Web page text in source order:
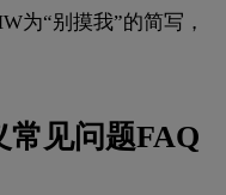
为“别摸我”的简写，
常见问题FAQ